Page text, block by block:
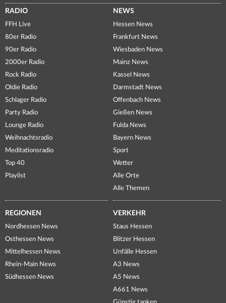
RADIO
FFH Live
80er Radio
90er Radio
2000er Radio
Rock Radio
Oldie Radio
Schlager Radio
Party Radio
Lounge Radio
Weihnachtsradio
Meditationsradio
Top 40
Playlist
NEWS
Hessen News
Frankfurt News
Wiesbaden News
Mainz News
Kassel News
Darmstadt News
Offenbach News
Gießen News
Fulda News
Bayern News
Sport
Wetter
Alle Orte
Alle Themen
REGIONEN
Nordhessen News
Osthessen News
Mittelhessen News
Rhein-Main News
Südhessen News
VERKEHR
Staus Hessen
Blitzer Hessen
Unfälle Hessen
A3 News
A5 News
A661 News